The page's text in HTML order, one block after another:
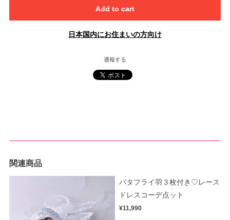
Add to cart
日本国内にお住まいの方向け
通報する
関連商品
バタフライ羽３枚付き♡レース
ドレスコーデ点ット
¥11,990